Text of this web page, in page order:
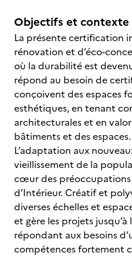
Objectifs et
La présente certification
rénovation et d’éco-
où la durabilité est
répond au besoin de
conçoivent des espaces
esthétiques, en tenant
architecturales et en
bâtiments et des espaces.
L’adaptation aux
vieillissement de la
cœur des préoccupations
d’Intérieur. Créatif et
diverses échelles et
et gère les projets
répondant aux besoins
compétences fortement